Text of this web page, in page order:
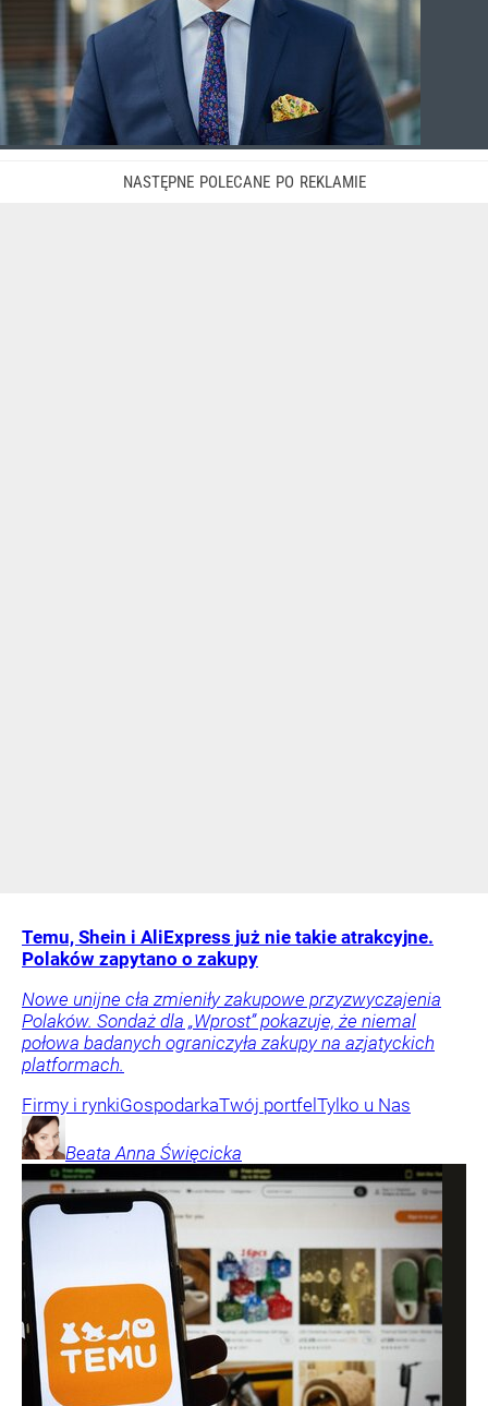
Temu, Shein i AliExpress już nie takie atrakcyjne.
Polaków zapytano o zakupy
Nowe unijne cła zmieniły zakupowe przyzwyczajenia
Polaków. Sondaż dla „Wprost” pokazuje, że niemal
połowa badanych ograniczyła zakupy na azjatyckich
platformach.
Firmy i rynkiGospodarkaTwój portfel Tylko u Nas
Beata Anna Święcicka